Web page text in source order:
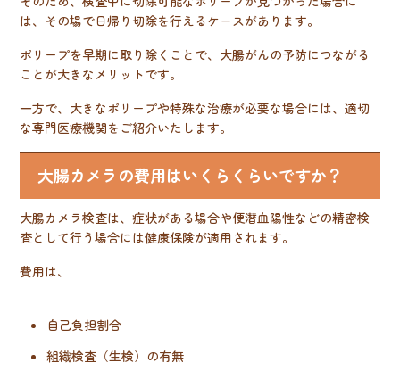
は、その場で日帰り切除を行えるケースがあります。
ポリープを早期に取り除くことで、大腸がんの予防につながる
ことが大きなメリットです。
一方で、大きなポリープや特殊な治療が必要な場合には、適切
な専門医療機関をご紹介いたします。
大腸カメラの費用はいくらくらいですか？
大腸カメラ検査は、症状がある場合や便潜血陽性などの精密検
査として行う場合には健康保険が適用されます。
費用は、
自己負担割合
組織検査（生検）の有無